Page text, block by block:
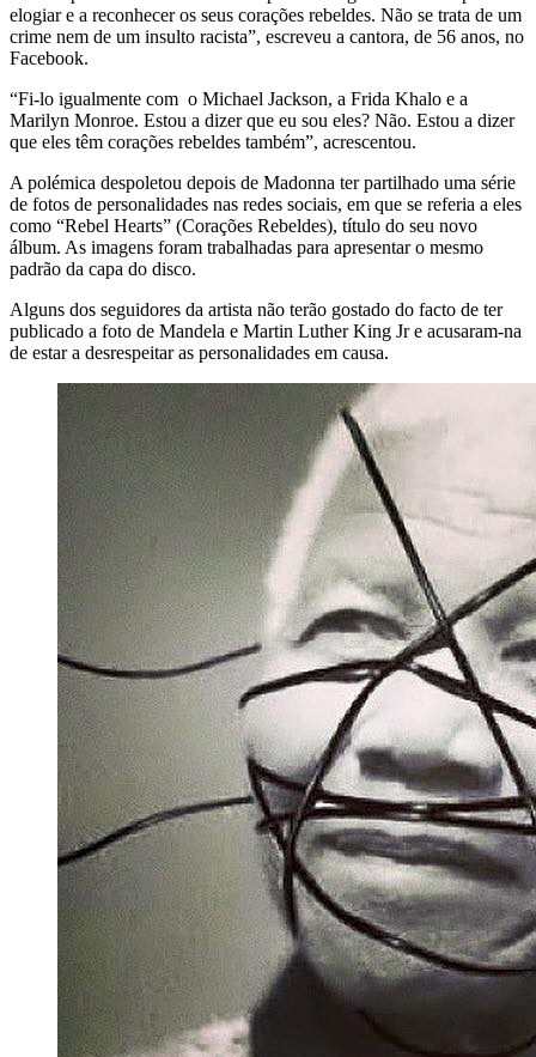
elogiar e a reconhecer os seus corações rebeldes. Não se trata de um
crime nem de um insulto racista”, escreveu a cantora, de 56 anos, no
Facebook.
“Fi-lo igualmente com o Michael Jackson, a Frida Khalo e a
Marilyn Monroe. Estou a dizer que eu sou eles? Não. Estou a dizer
que eles têm corações rebeldes também”, acrescentou.
A polémica despoletou depois de Madonna ter partilhado uma série
de fotos de personalidades nas redes sociais, em que se referia a eles
como “Rebel Hearts” (Corações Rebeldes), título do seu novo
álbum. As imagens foram trabalhadas para apresentar o mesmo
padrão da capa do disco.
Alguns dos seguidores da artista não terão gostado do facto de ter
publicado a foto de Mandela e Martin Luther King Jr e acusaram-na
de estar a desrespeitar as personalidades em causa.